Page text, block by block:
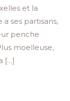
et la
ses partisans,
penche
moelleuse,
[…]